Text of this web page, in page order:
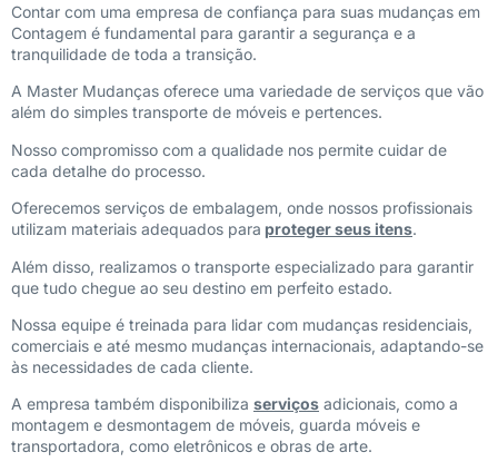
Contar com uma empresa de confiança para suas mudanças em
Contagem é fundamental para garantir a segurança e a
tranquilidade de toda a transição.
A Master Mudanças oferece uma variedade de serviços que vão
além do simples transporte de móveis e pertences.
Nosso compromisso com a qualidade nos permite cuidar de
cada detalhe do processo.
Oferecemos serviços de embalagem, onde nossos profissionais
utilizam materiais adequados para proteger seus itens.
Além disso, realizamos o transporte especializado para garantir
que tudo chegue ao seu destino em perfeito estado.
Nossa equipe é treinada para lidar com mudanças residenciais,
comerciais e até mesmo mudanças internacionais, adaptando-se
às necessidades de cada cliente.
A empresa também disponibiliza serviços adicionais, como a
montagem e desmontagem de móveis, guarda móveis e
transportadora, como eletrônicos e obras de arte.